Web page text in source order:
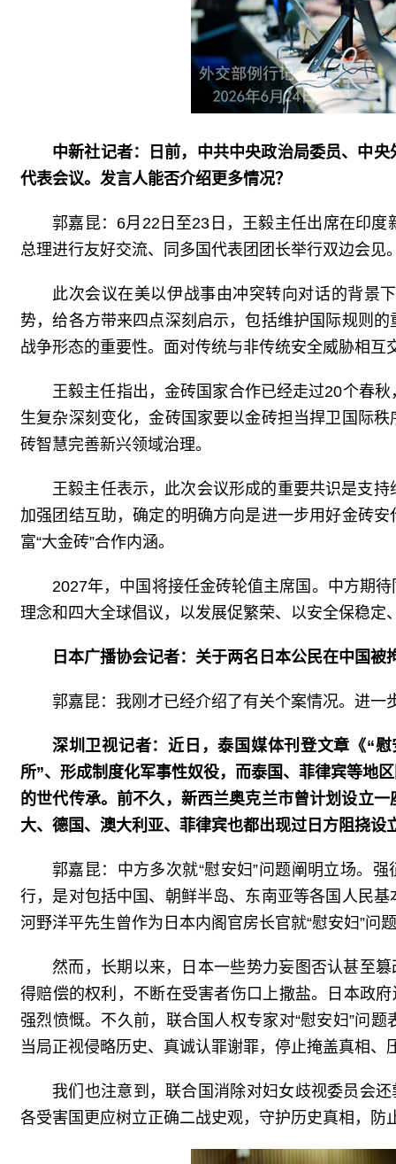
中新社记者：日前，中共中央政治局委员、中
代表会议。发言人能否介绍更多情况？
郭嘉昆：6月22日至23日，王毅主任出席在印
总理进行友好交流、同多国代表团团长举行双边会见
此次会议在美以伊战事由冲突转向对话的背景
势，给各方带来四点深刻启示，包括维护国际规则
战争形态的重要性。面对传统与非传统安全威胁相
王毅主任指出，金砖国家合作已经走过20个春
生复杂深刻变化，金砖国家要以金砖担当捍卫国际
砖智慧完善新兴领域治理。
王毅主任表示，此次会议形成的重要共识是支
加强团结互助，确定的明确方向是进一步用好金砖
富“大金砖”合作内涵。
2027年，中国将接任金砖轮值主席国。中方期
理念和四大全球倡议，以发展促繁荣、以安全保稳
日本广播协会记者：关于两名日本公民在中国
郭嘉昆：我刚才已经介绍了有关个案情况。进一
深圳卫视记者：近日，泰国媒体刊登文章《“
所”、形成制度化军事性奴役，而泰国、菲律宾等地
的世代传承。前不久，新西兰奥克兰市曾计划设立
大、德国、澳大利亚、菲律宾也都出现过日方阻挠
郭嘉昆：中方多次就“慰安妇”问题阐明立场。
行，是对包括中国、朝鲜半岛、东南亚等各国人民
河野洋平先生曾作为日本内阁官房长官就“慰安妇”
然而，长期以来，日本一些势力妄图否认甚至
得赔偿的权利，不断在受害者伤口上撒盐。日本政
强烈愤慨。不久前，联合国人权专家对“慰安妇”问
当局正视侵略历史、真诚认罪谢罪，停止掩盖真相、
我们也注意到，联合国消除对妇女歧视委员会
各受害国更应树立正确二战史观，守护历史真相，